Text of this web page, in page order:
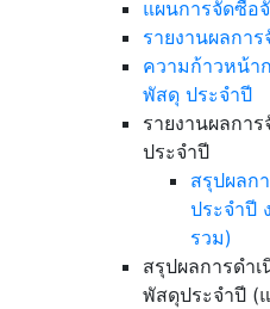
แผนการจัดซื้อ
รายงานผลกา
ความก้าวหน้า
พัสดุ ประจำปี
รายงานผลกา
ประจำปี
สรุปผลก
ประจำปี
รวม)
สรุปผลการดำ
พัสดุประจำปี (